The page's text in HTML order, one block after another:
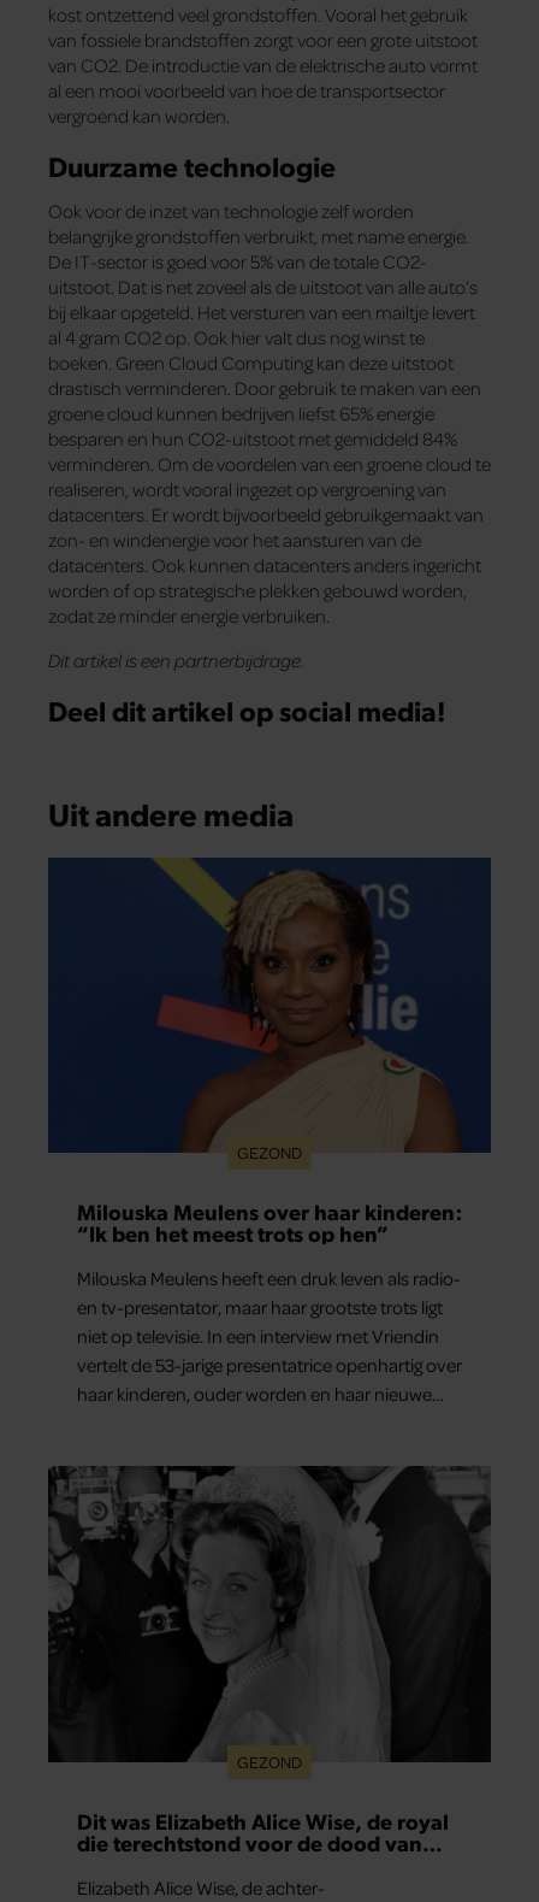
kost ontzettend veel grondstoffen. Vooral het gebruik
van fossiele brandstoffen zorgt voor een grote uitstoot
van CO2. De introductie van de elektrische auto vormt
al een mooi voorbeeld van hoe de transportsector
vergroend kan worden.
Duurzame technologie
Ook voor de inzet van technologie zelf worden
belangrijke grondstoffen verbruikt, met name energie.
De IT-sector is goed voor 5% van de totale CO2-
uitstoot. Dat is net zoveel als de uitstoot van alle auto’s
bij elkaar opgeteld. Het versturen van een mailtje levert
al 4 gram CO2 op. Ook hier valt dus nog winst te
boeken. Green Cloud Computing kan deze uitstoot
drastisch verminderen. Door gebruik te maken van een
groene cloud kunnen bedrijven liefst 65% energie
besparen en hun CO2-uitstoot met gemiddeld 84%
verminderen. Om de voordelen van een groene cloud te
realiseren, wordt vooral ingezet op vergroening van
datacenters. Er wordt bijvoorbeeld gebruikgemaakt van
zon- en windenergie voor het aansturen van de
datacenters. Ook kunnen datacenters anders ingericht
worden of op strategische plekken gebouwd worden,
zodat ze minder energie verbruiken.
Dit artikel is een partnerbijdrage.
Deel dit artikel op social media!
Uit andere media
GEZOND
Milouska Meulens over haar kinderen:
“Ik ben het meest trots op hen”
Milouska Meulens heeft een druk leven als radio-
en tv-presentator, maar haar grootste trots ligt
niet op televisie. In een interview met Vriendin
vertelt de 53-jarige presentatrice openhartig over
haar kinderen, ouder worden en haar nieuwe
dag het meest bezighouden.
GEZOND
Dit was Elizabeth Alice Wise, de royal
die terechtstond voor de dood van
Elizabeth Alice Wise, de achter-